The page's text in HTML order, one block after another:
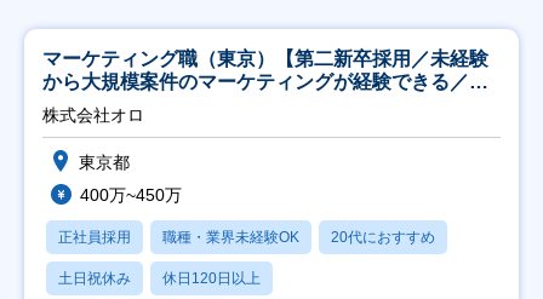
マーケティング職（東京）【第二新卒採用／未経験
から大規模案件のマーケティングが経験できる／研
修充実】
株式会社オロ
東京都
400万~450万
正社員採用 職種・業界未経験OK 20代におすすめ
土日祝休み 休日120日以上